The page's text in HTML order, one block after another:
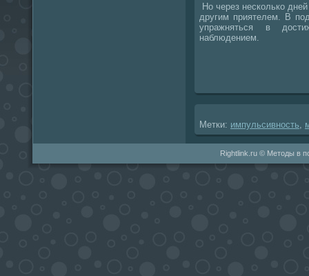
Но через несколько
другим приятелем. В
упражняться в
наблюдением.
Метки: импульсивность
Rightlink.ru © Методы в